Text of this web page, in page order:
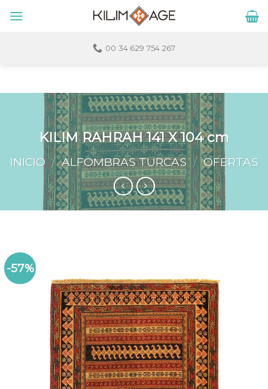
00 34 629 754 267
KILIM RAHRAH 141 X 104 cm
INICIO / ALFOMBRAS TURCAS / OFERTAS
-57%